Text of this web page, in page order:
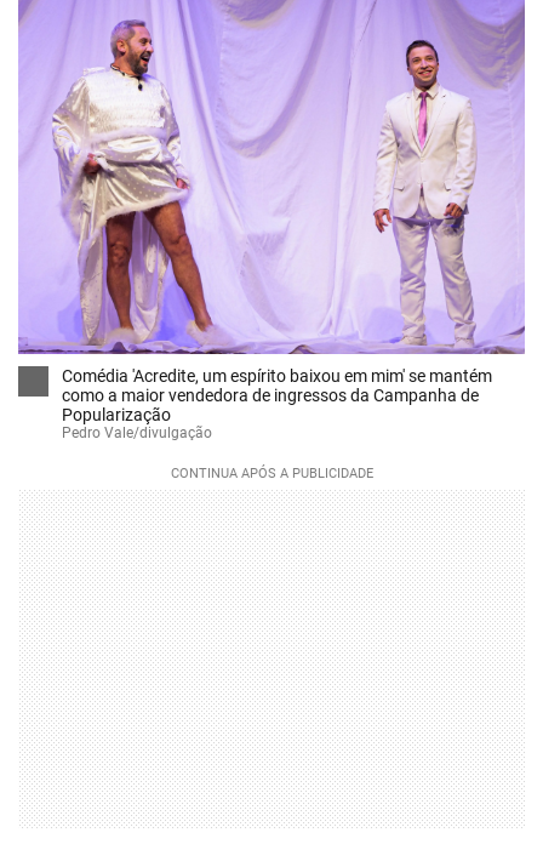
Comédia 'Acredite, um espírito baixou em mim' se mantém
como a maior vendedora de ingressos da Campanha de
Popularização
Pedro Vale/divulgação